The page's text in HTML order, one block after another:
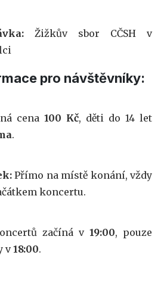
Žižkův sbor CČSH v
pro návštěvníky:
cena 100 Kč, děti do 14 let
.
Přímo na místě konání, vždy
koncertu.
začíná v 19:00, pouze
v18:00.